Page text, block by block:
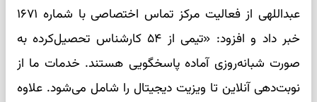
عبداللهی از فعالیت مرکز تماس اختصاصی با شماره ۱۶۷۱
خبر داد و افزود: «تیمی از ۵۴ کارشناس تحصیل‌کرده به
صورت شبانه‌روزی آماده پاسخگویی هستند. خدمات ما از
نوبت‌دهی آنلاین تا ویزیت دیجیتال را شامل می‌شود. علاوه